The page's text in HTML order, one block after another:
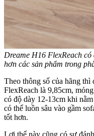
Dreame H16 FlexReach
hơn các sản phẩm trong
Theo thông số của hãng
FlexReach là 9,85cm,
có độ dày 12-13cm khi
có thể luồn sâu vào gầm
tốt hơn.
Lợi thế này cũng có sự